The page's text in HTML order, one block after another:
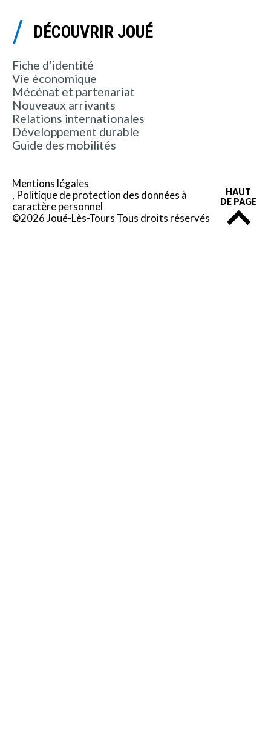
DÉCOUVRIR JOUÉ
Fiche d’identité
Vie économique
Mécénat et partenariat
Nouveaux arrivants
Relations internationales
Développement durable
Guide des mobilités
Mentions légales
Politique de protection des données à
caractère personnel
©2026 Joué-Lès-Tours Tous droits réservés
HAUT
DE PAGE